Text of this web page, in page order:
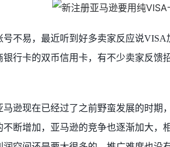
不易， 最近听到好多卖家反应说VISA
银行卡的双币信用卡，有不少卖家反馈
马逊现在已经过了之前野蛮发展的时期
不断增加，亚马逊的竞争也逐渐加大